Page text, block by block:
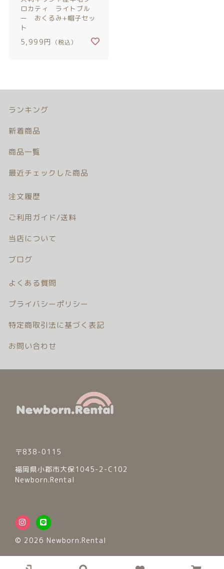
ロカティ ライトブル
ー おくるみ+帽子セッ
ト
5,999円 （税込）
ランキング
新着商品
商品一覧
最近チェックした商品
注文履歴
ご利用ガイド/送料
当店について
ブログ
よくある質問
プライバシーポリシー
特定商取引法に基づく表記
お問い合わせ
〒838-0115
福岡県小郡市大保1045-2-C102
Newborn.Rental
© 2026 Newborn.Rental
よくある質問
プライバシーポリシー
お問い合わせ
© 2026 Newborn.Rental